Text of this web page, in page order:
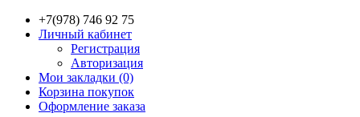
+7(978) 746 92 75
Личный кабинет
Регистрация
Авторизация
Мои закладки (0)
Корзина покупок
Оформление заказа